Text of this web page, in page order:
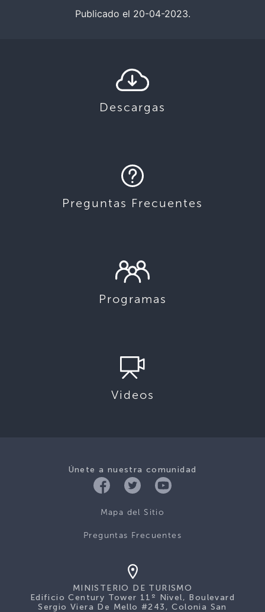
Publicado el 20-04-2023.
Descargas
Preguntas Frecuentes
Programas
Videos
Únete a nuestra comunidad
Mapa del Sitio
Preguntas Frecuentes
MINISTERIO DE TURISMO
Edificio Century Tower 11º Nivel, Boulevard
Sergio Viera De Mello #243, Colonia San